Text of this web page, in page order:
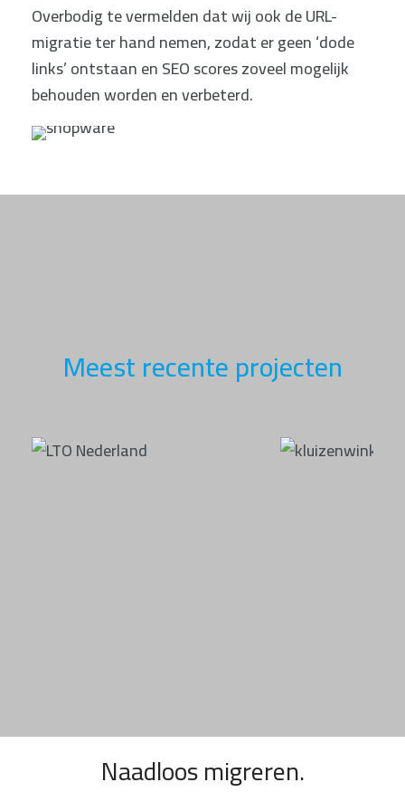
Overbodig te vermelden dat wij ook de URL-
migratie ter hand nemen, zodat er geen ‘dode
links’ ontstaan en SEO scores zoveel mogelijk
behouden worden en verbeterd.
Meest recente projecten
Naadloos migreren.